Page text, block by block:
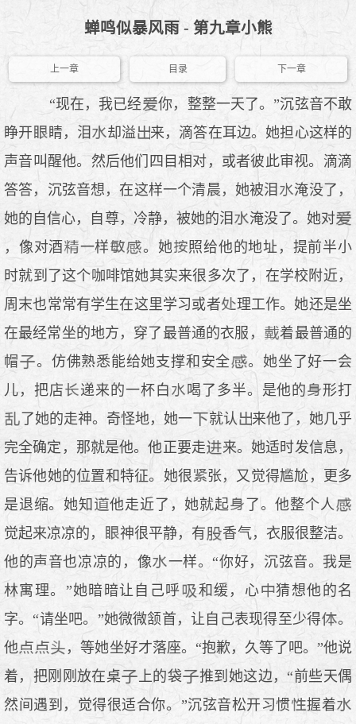
蝉鸣似暴风雨 - 第九章小熊
上一章 目录 下一章
“现在，我已经
你，整整一天了。”沉弦音不敢
睁开
睛，泪 却溢
来，滴答在耳边。她担心这样的
声音叫醒他。然后他们四目相对，或者彼此审视。滴滴
答答，沉弦音想，在这样一个清晨，她被泪
淹没了，
她的自信心，自尊，冷静，被她的泪
淹没了。她对
，像对酒
一样 。她
照给他的地址，提前半小
时就到了这个咖啡馆她其实来很多次了，在学校附近，
周末也常常有学生在这里学习或者
理工作。她还是坐
在最经常坐的地方，穿了最普通的衣服，
着最普通的
帽
。仿佛熟悉能给她支撑和安全
。她坐了好一会
儿，把店
递来的一杯白 喝了多半。是他的
形打
了她的走神。奇怪地，她一
就认
来他了，她几乎
完全确定，那就是他。他正要走
来。她适时发信息，
告诉他她的位置和特征。她很
张，又觉得尴尬，更多
是退缩。她知
他走近了，她就起
了。他整个人
觉起来凉凉的，
神很平静，有
香气，衣服很整洁。
他的声音也凉凉的，像
一样。“你好，沉弦音。我是
林寓理。”她暗暗让自己呼
和缓，心
猜想他的名
字。“请坐吧。”她微微颔首，让自己表现得至少得
。
他
，等她坐好才落座。“抱歉，久等了吧。”他说
着，把刚刚放在桌
上的袋
推到她这边，“前些天偶
然间遇到，觉得很适合你。”沉弦音松开习惯
握着